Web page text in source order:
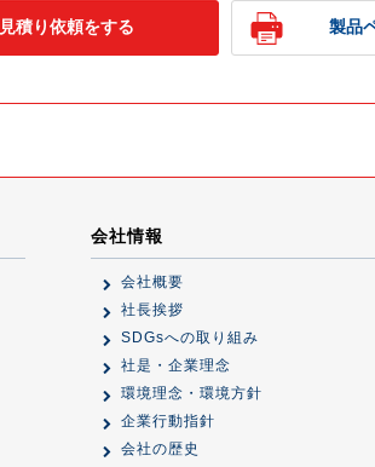
積り依頼をする 製品
会社情報
会社概要
社長挨拶
SDGsへの取り組み
社是・企業理念
環境理念・環境方針
企業行動指針
会社の歴史